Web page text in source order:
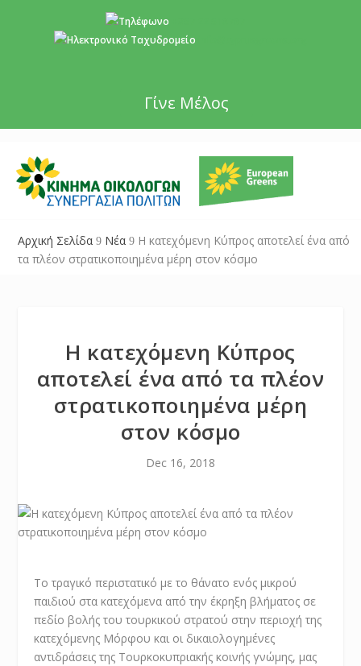
Γίνε Μέλος
Αρχική Σελίδα 9 Νέα 9 Η κατεχόμενη Κύπρος αποτελεί ένα από
τα πλέον στρατικοποιημένα μέρη στον κόσμο
Η κατεχόμενη Κύπρος
αποτελεί ένα από τα πλέον
στρατικοποιημένα μέρη
στον κόσμο
Dec 16, 2018
Το τραγικό περιστατικό με το θάνατο ενός μικρού
παιδιού στα κατεχόμενα από την έκρηξη βλήματος σε
πεδίο βολής του τουρκικού στρατού στην περιοχή της
κατεχόμενης Μόρφου και οι δικαιολογημένες
αντιδράσεις της Τουρκοκυπριακής κοινής γνώμης, μας